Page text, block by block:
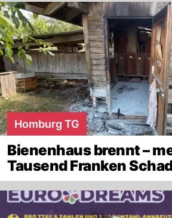
Homburg TG
Bienenhaus brennt –
Tausend Franken